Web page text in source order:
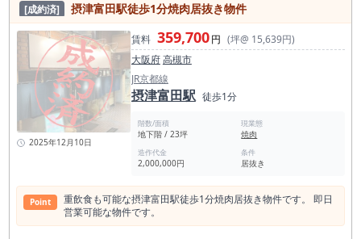
[成約済] 摂津富田駅徒歩1分焼肉居抜き物件
2025年12月10日
賃料 359,700円 (坪@ 15,639円)
大阪府高槻市
JR京都線
摂津富田駅 徒歩1分
階数/面積
地下階 / 23坪
現業態
焼肉
造作代金
2,000,000円
条件
居抜き
Point
重飲食も可能な摂津富田駅徒歩1分焼肉居抜き物件です。 即日
営業可能な物件です。